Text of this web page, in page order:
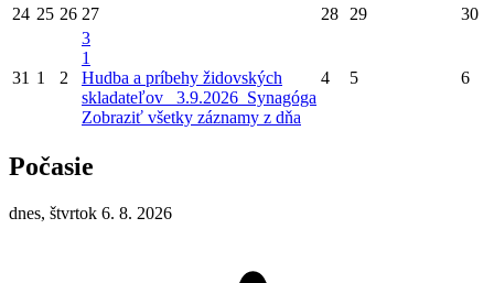
24 25 26 27 28 29 30
31 1 2
3
1
Hudba a príbehy židovských
skladateľov_ 3.9.2026_Synagóga
Zobraziť všetky záznamy z dňa
4 5 6
Počasie
dnes, štvrtok 6. 8. 2026